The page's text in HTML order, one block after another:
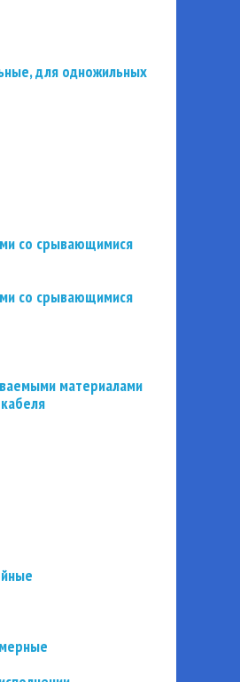
для одножильных
со срывающимися
со срывающимися
материалами